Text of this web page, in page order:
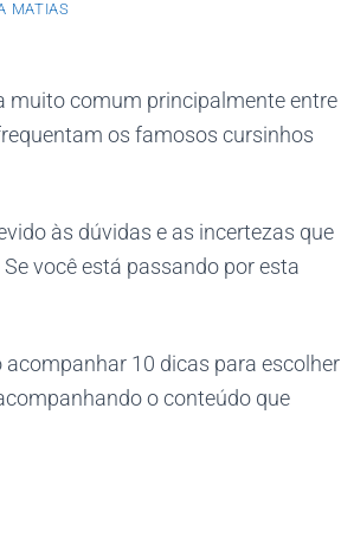
MATIAS
muito comum principalmente entre
os famosos cursinhos
às dúvidas e as incertezas que
você está passando por esta
10 dicas para escolher
o conteúdo que